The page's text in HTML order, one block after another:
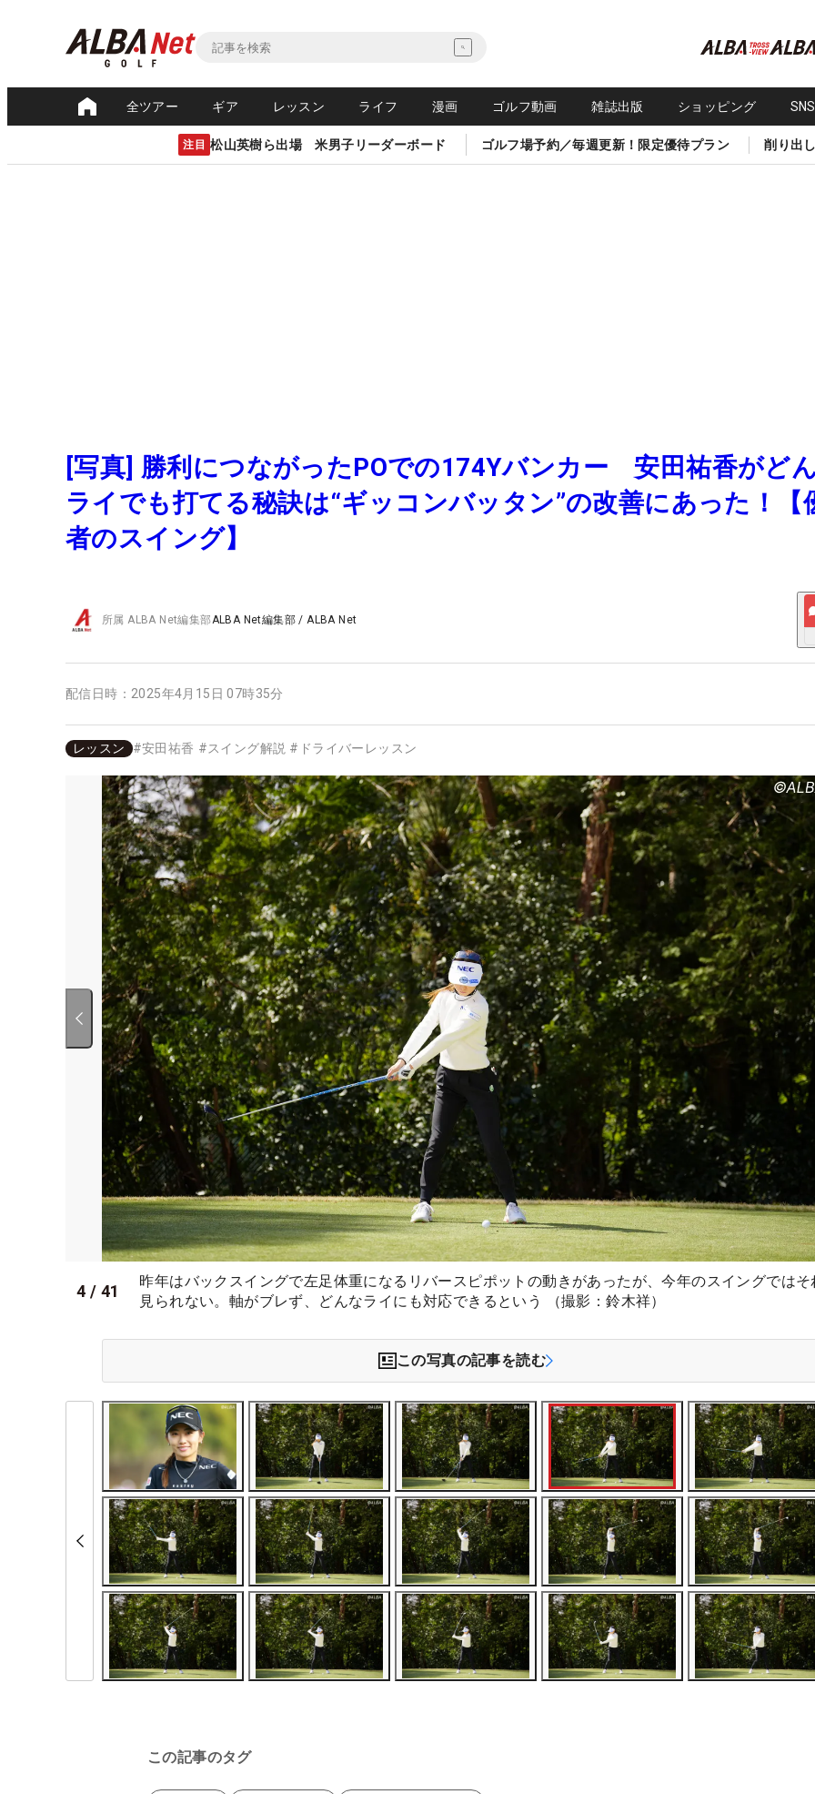
全ツアー ギア レッスン ライフ 漫画 ゴルフ動画 雑誌出版 ショッピング
注目 松山英樹ら出場 米男子リーダーボード ゴルフ場予約／毎週更新！限定優待プラン 削り出
[写真] 勝利につながったPOでの174Yバンカー 安田祐香がど
ライでも打てる秘訣は“ギッコンバッタン”の改善にあった！【
者のスイング】
所属ALBA Net編集部ALBA Net編集部 /ALBA Net
配信日時： 2025年4月15日 07時35分
レッスン #安田祐香 #スイング解説 # ドライバーレッスン
4 / 41
昨年はバックスイングで左足体重になるリバースピポットの動きがあったが、今年のスイングではそ
見られない。軸がブレず、どんなライにも対応できるという （撮影：鈴木祥）
この写真の記事を読む
この記事のタグ